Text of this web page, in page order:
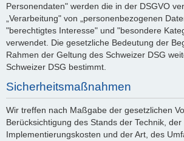
Personendaten" werden die in der DSGVO
„Verarbeitung" von „personenbezogenen
"berechtigtes Interesse" und "besondere
verwendet. Die gesetzliche Bedeutung der
Rahmen der Geltung des Schweizer DSG
Schweizer DSG bestimmt.
Sicherheitsmaßnahmen
Wir treffen nach Maßgabe der gesetzlichen
Berücksichtigung des Stands der Technik, der
Implementierungskosten und der Art, des